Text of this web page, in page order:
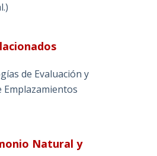
de Evaluación y
Emplazamientos
Natural y